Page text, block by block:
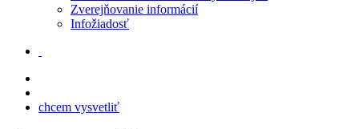
Zverejňovanie informácií
Infožiadosť
chcem vysvetliť